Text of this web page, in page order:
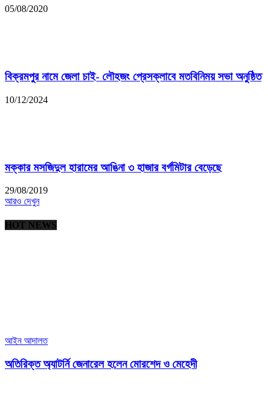
05/08/2020
বিক্রমপুর নামে জেলা চাই- লৌহজং প্রেসক্লাবে মতবিনিময় সভা অনুষ্ঠিত
10/12/2024
মক্কার মসজিদুল হারামের আঙিনা ৩ হাজার বর্গমিটার বেড়েছে
29/08/2019
আরও দেখুন
HOT NEWS
আইন আদালত
অতিরিক্ত অ্যাটর্নি জেনারেল হলেন মোরশেদ ও মেহেদী